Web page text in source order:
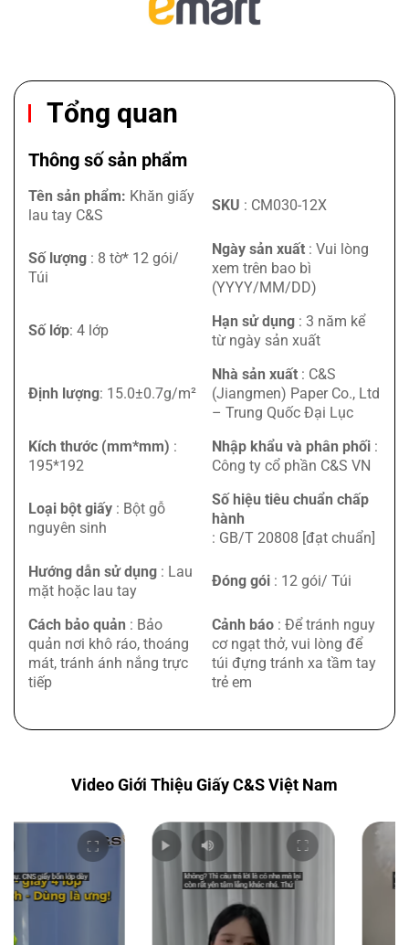
Tổng quan
Thông số sản phẩm
Tên sản phẩm: Khăn giấy
lau tay C&S
SKU : CM030-12X
Số lượng : 8 tờ* 12 gói/
Túi
Ngày sản xuất : Vui lòng
xem trên bao bì
(YYYY/MM/DD)
Số lớp: 4 lớp
Hạn sử dụng : 3 năm kể
từ ngày sản xuất
Định lượng: 15.0±0.7g/m²
Nhà sản xuất : C&S
(Jiangmen) Paper Co., Ltd
– Trung Quốc Đại Lục
Kích thước (mm*mm) :
195*192
Nhập khẩu và phân phối :
Công ty cổ phần C&S VN
Loại bột giấy : Bột gỗ
nguyên sinh
Số hiệu tiêu chuẩn chấp
hành
: GB/T 20808 [đạt chuẩn]
Hướng dẫn sử dụng : Lau
mặt hoặc lau tay
Đóng gói : 12 gói/ Túi
Cách bảo quản : Bảo
quản nơi khô ráo, thoáng
mát, tránh ánh nắng trực
tiếp
Cảnh báo : Để tránh nguy
cơ ngạt thở, vui lòng để
túi đựng tránh xa tầm tay
trẻ em
Video Giới Thiệu Giấy C&S Việt Nam